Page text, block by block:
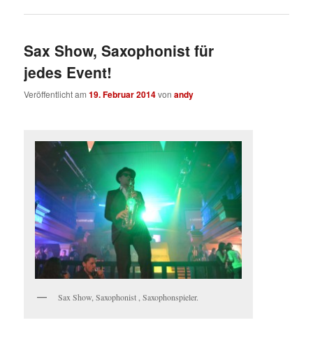
Sax Show, Saxophonist für
jedes Event!
Veröffentlicht am19. Februar 2014vonandy
Sax Show, Saxophonist , Saxophonspieler.